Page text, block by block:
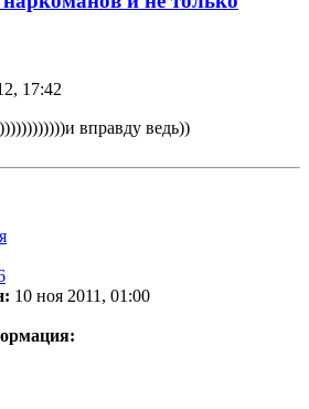
17:42
вправду ведь))
10 ноя 2011, 01:00